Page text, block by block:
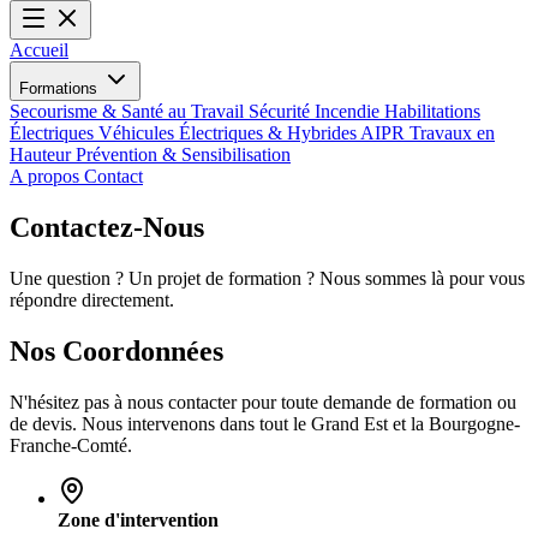
Accueil
Formations
Secourisme & Santé au Travail Sécurité Incendie Habilitations
Électriques Véhicules Électriques & Hybrides AIPR Travaux en
HauteurPrévention & Sensibilisation
A propos Contact
Contactez-Nous
Une question ? Un projet de formation ? Nous sommes là pour vous
répondre directement.
Nos Coordonnées
N'hésitez pas à nous contacter pour toute demande de formation ou
de devis. Nous intervenons dans tout le Grand Est et la Bourgogne-
Franche-Comté.
Zone d'intervention